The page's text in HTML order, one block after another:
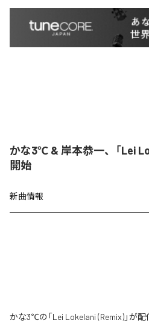
かな3℃ & 岸本恭一、「Lei
開始
新曲情報
かな3℃の「Lei Lokelani (Remix)」が